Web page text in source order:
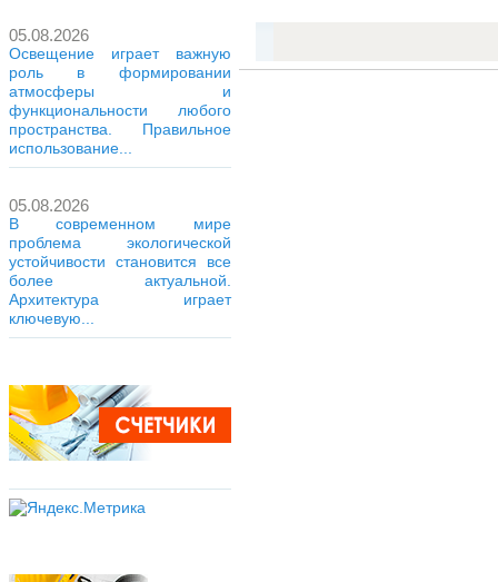
05.08.2026
Освещение играет важную
роль в формировании
атмосферы и
функциональности любого
пространства. Правильное
использование...
05.08.2026
В современном мире
проблема экологической
устойчивости становится все
более актуальной.
Архитектура играет
ключевую...